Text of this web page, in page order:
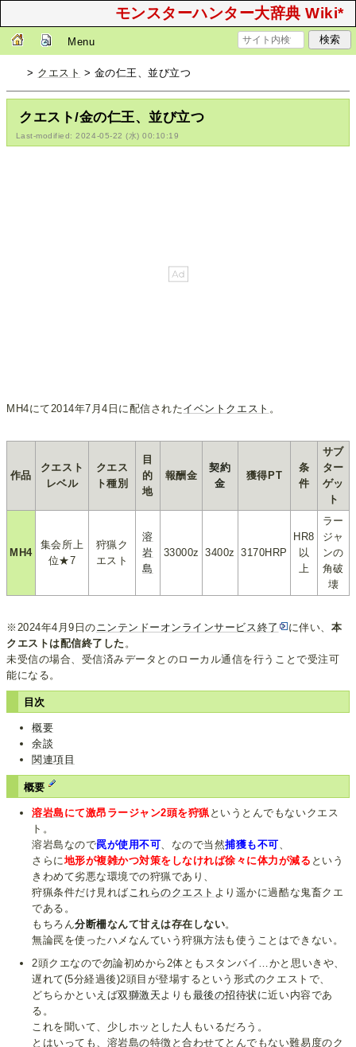
モンスターハンター大辞典 Wiki*
Menu
> クエスト > 金の仁王、並び立つ
クエスト/金の仁王、並び立つ
Last-modified: 2024-05-22 (水) 00:10:19
MH4にて2014年7月4日に配信されたイベントクエスト 。
作品
クエスト
レベル
クエス
ト種別
目
的
地
報酬金
契約
金
獲得PT
条
件
サブ
ター
ゲッ
ト
MH4
集会所上
位★7
狩猟ク
エスト
溶
岩
島
33000z 3400z 3170HRP
HR8
以
上
ラー
ジャ
ンの
角破
壊
※2024年4月9日の ニンテンドーオンラインサービス終了 に伴い、 本
クエストは配信終了した 。
未受信の場合、受信済みデータとのローカル通信を行うことで受注可
能になる。
目次
概要
余談
関連項目
概要
溶岩島にて激昂ラージャン2頭を狩猟 というとんでもないクエス
ト。
溶岩島なので罠が使用不可 、なので当然捕獲も不可
さらに 地形が複雑かつ対策をしなければ徐々に体力が減る という
きわめて劣悪な環境での狩猟であり、
狩猟条件だけ見れば これらのクエスト より遥かに過酷な鬼畜クエ
である。
もちろん分断柵なんて甘えは存在しない。
無論罠を使ったハメなんていう狩猟方法も使うことはできない。
2頭クエなので勿論初めから2体ともスタンバイ…かと思いきや、
遅れて(5分経過後)2頭目が登場するという形式のクエストで、
どちらかといえば双獅激天よりも 最後の招待状 に近い内容であ
る。
これを聞いて、少しホッとした人もいるだろう。
とはいっても、溶岩島の特徴と合わせてとんでもない難易度のク